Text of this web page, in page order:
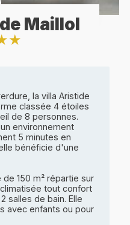
Maillol
★
la villa Aristide
classée 4 étoiles
de 8 personnes.
environnement
5 minutes en
bénéficie d'une
150 m² répartie sur
tout confort
salles de bain. Elle
avec enfants ou pour